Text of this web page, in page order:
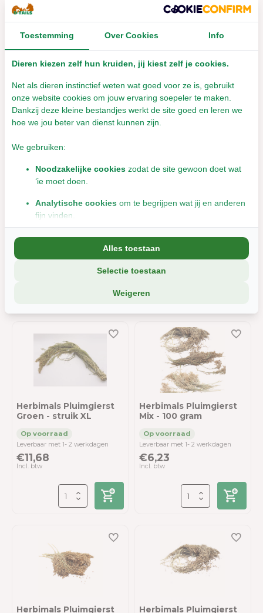
€9,95
Incl. btw
€4,95
Incl. btw
knabbelstruik - per
stuk
Leverbaar met 1- 2 werkdagen
Groen - 100 gram
€5,46
Incl. btw
Herbimals Pluimgierst
Groen - struik XL
Leverbaar met 1- 2 werkdagen
€11,68
Incl. btw
Herbimals Pluimgierst
Mix - 100 gram
Leverbaar met 1- 2 werkdagen
€6,23
Incl. btw
Herbimals Pluimgierst
Herbimals Pluimgierst
Toestemming Over Cookies Info
Dieren kiezen zelf hun kruiden, jij kiest zelf je cookies.
Net als dieren instinctief weten wat goed voor ze is, gebruikt
onze website cookies om jouw ervaring soepeler te maken.
Dankzij deze kleine bestandjes werkt de site goed en leren we
hoe we jou beter van dienst kunnen zijn.
We gebruiken:
Noodzakelijke cookies zodat de site gewoon doet wat
‘ie moet doen.
Analytische cookies om te begrijpen wat jij en anderen
fijn vinden.
Marketingcookiesom jou relevante informatie en
aanbiedingen te tonen.
We delen soms gegevens met partners (zoals social media en
deelt, of die ze elders van je hebben.
misschien net iets minder soepel.
Weigeren
Selectie toestaan
Alles toestaan